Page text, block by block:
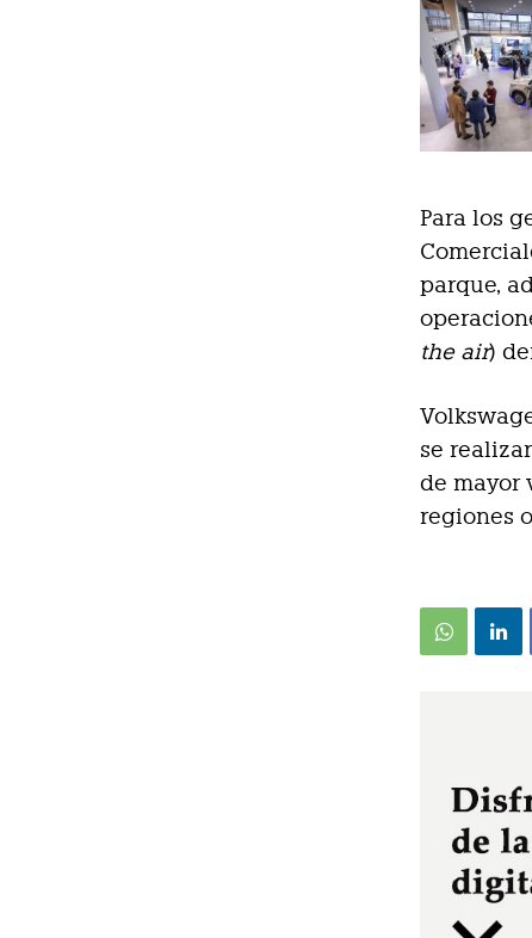
Para los
parque,
the air)
se
de mayor
regiones